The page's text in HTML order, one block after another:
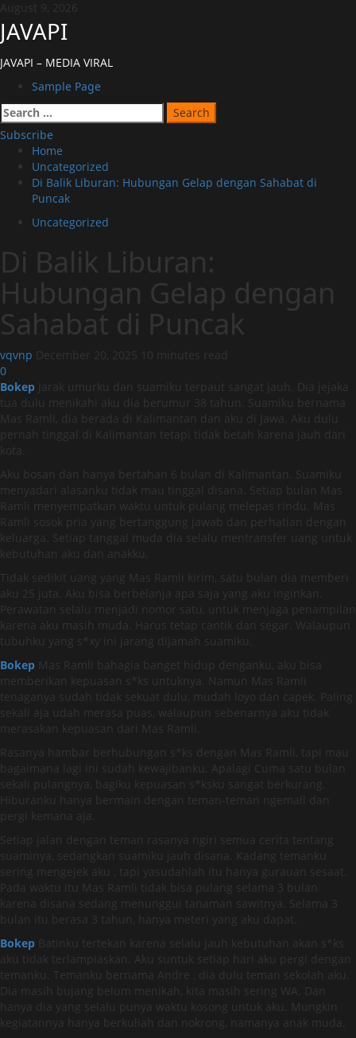
Skip
to
content
August 9, 2026
JAVAPI
JAVAPI – MEDIA VIRAL
Primary
Menu
Sample Page
Search
for:
Subscribe
Home
Uncategorized
Di Balik Liburan: Hubungan Gelap dengan Sahabat di
Puncak
Uncategorized
Di Balik Liburan:
Hubungan Gelap dengan
Sahabat di Puncak
vqvnp December 20, 2025
10 minutes read
0
Bokep Jarak umurku dan suamiku terpaut sangat jauh. Dia jejaka
tua dulu menikahi aku dia berumur 38 tahun. Suamiku bernama
Mas Ramli, dia berada di Kalimantan dan aku di Jawa. Aku dulu
pernah tinggal di Kalimantan tetapi tidak betah karena jauh dari
kota.
Aku bosan dan hanya bertahan 6 bulan di Kalimantan. Suamiku
menyadari alasanku tidak mau tinggal disana. Setiap bulan Mas
Ramli menyempatkan waktu untuk pulang melepas rindu. Mas
Ramli sosok pria yang bertanggung jawab dan perhatian dengan
keluarga. Setiap tanggal muda dia selalu mentransfer uang untuk
kebutuhan aku dan anakku.
Tidak sedikit uang yang Mas Ramli kirim, satu bulan dia memberi
aku 25 juta. Aku bisa berbelanja apa saja yang aku inginkan.
Perawatan selalu menjadi nomor satu, untuk menjaga penampilan
karena aku masih muda. Harus tetap cantik dan segar. Walaupun
tubuhku yang s*xy ini jarang dijamah suamiku.
Bokep Mas Ramli bahagia banget hidup denganku, aku bisa
memberikan kepuasan s*ks untuknya. Namun Mas Ramli
tenaganya sudah tidak sekuat dulu, mudah loyo dan capek. Paling
sekali aja udah merasa puas, walaupun sebenarnya aku tidak
merasakan kepuasan dari Mas Ramli.
Rasanya hambar berhubungan s*ks dengan Mas Ramli, tapi mau
bagaimana lagi ini sudah kewajibanku. Apalagi Cuma satu bulan
sekali pulangnya, bagiku kepuasan s*ksku sangat berkurang.
Hiburanku hanya bermain dengan teman-teman ngemall dan
pergi kemana aja.
Setiap jalan dengan teman rasanya ngiri semua cerita tentang
suaminya, sedangkan suamiku jauh disana. Kadang temanku
sering mengejek aku , tapi yasudahlah itu hanya gurauan sesaat.
Pada waktu itu Mas Ramli tidak bisa pulang selama 3 bulan
karena disana sedang menunggui tanaman sawitnya. Selama 3
bulan itu berasa 3 tahun, hanya meteri yang aku dapat.
Bokep Batinku tertekan karena selalu jauh kebutuhan akan s*ks
aku tidak terlampiaskan. Aku suntuk setiap hari aku pergi dengan
temanku. Temanku bernama Andre , dia dulu teman sekolah aku.
Dia masih bujang belum menikah, kita masih sering WA. Dan
hanya dia yang selalu punya waktu kosong untuk aku. Mungkin
kegiatannya hanya berkuliah dan nokrong, namanya anak muda.